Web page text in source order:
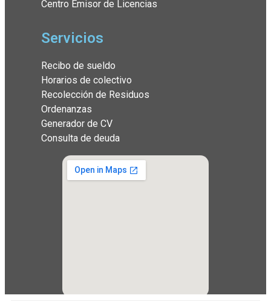
Centro Emisor de Licencias
Servicios
Recibo de sueldo
Horarios de colectivo
Recolección de Residuos
Ordenanzas
Generador de CV
Consulta de deuda